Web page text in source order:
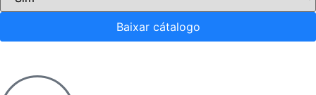
Baixar cátalogo